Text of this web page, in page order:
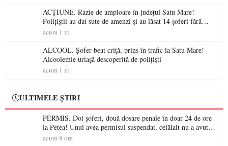
ACȚIUNE. Razie de amploare în județul Satu Mare!
Polițiștii au dat sute de amenzi și au lăsat 14 șoferi fără
permis într-o singură zi
acum 1 zi
ALCOOL. Șofer beat criță, prins în trafic la Satu Mare!
Alcoolemie uriașă descoperită de polițiști
acum 1 zi
ULTIMELE ȘTIRI
PERMIS. Doi șoferi, două dosare penale în doar 24 de ore
la Petea! Unul avea permisul suspendat, celălalt nu a avut
niciodată permis
acum 8 ore